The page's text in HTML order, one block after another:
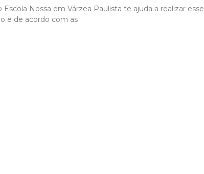
Nossa em Várzea Paulista te ajuda a realizar esse
e de acordo com as